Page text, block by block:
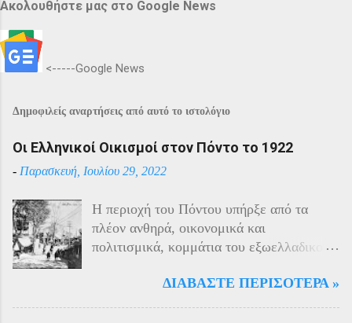
Ακολουθήστε μας στο Google News
<-----Google News
Δημοφιλείς αναρτήσεις από αυτό το ιστολόγιο
Οι Ελληνικοί Οικισμοί στον Πόντο το 1922
- Παρασκευή, Ιουλίου 29, 2022
Η περιοχή του Πόντου υπήρξε από τα
πλέον ανθηρά, οικονομικά και
πολιτισμικά, κομμάτια του εξωελλαδικού
40% του πληθυσμού της περιοχής και μαζί
ΔΙΑΒΆΣΤΕ ΠΕΡΙΣΌΤΕΡΑ »